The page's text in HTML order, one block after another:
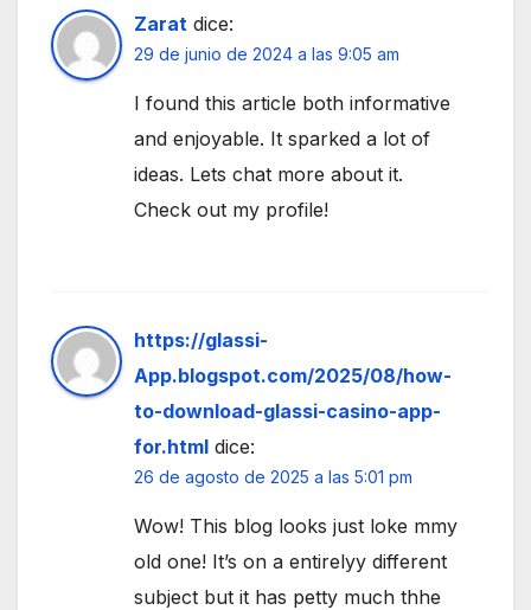
Zarat dice:
29 de junio de 2024 a las 9:05 am
I found this article both informative
and enjoyable. It sparked a lot of
ideas. Lets chat more about it.
Check out my profile!
https://glassi-
App.blogspot.com/2025/08/how-
to-download-glassi-casino-app-
for.html dice:
26 de agosto de 2025 a las 5:01 pm
Wow! This blog looks just loke mmy
old one! It’s on a entirelyy different
subject but it has petty much thhe